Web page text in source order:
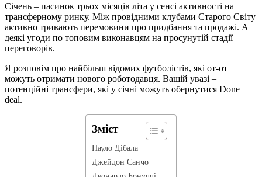
Січень – пасинок трьох місяців літа у сенсі активності на
трансферному ринку. Між провідними клубами Старого Світу
активно тривають перемовини про придбання та продажі. А
деякі угоди по топовим виконавцям на просунутій стадії
переговорів.
Я розповім про найбільш відомих футболістів, які от-от
можуть отримати нового роботодавця. Вашій увазі –
потенційні трансфери, які у січні можуть обернутися Done
deal.
Зміст
Пауло Дібала
Джейдон Санчо